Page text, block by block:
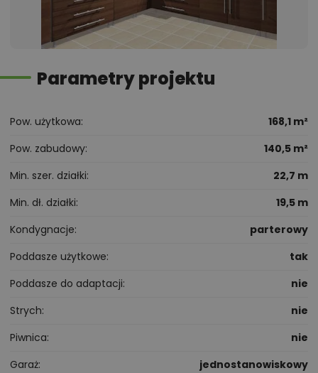
Parametry projektu
Pow. użytkowa
168,1 m²
Pow. zabudowy
140,5 m²
Min. szer. działki
22,7 m
Min. dł. działki
19,5 m
Kondygnacje
parterowy
Poddasze użytkowe
tak
Poddasze do adaptacji
nie
Strych
nie
Piwnica
nie
Garaż
jednostanowiskowy